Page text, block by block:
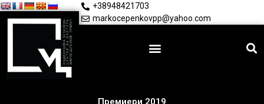
+38948421703
markocepenkovpp@yahoo.com
Премиери 2019